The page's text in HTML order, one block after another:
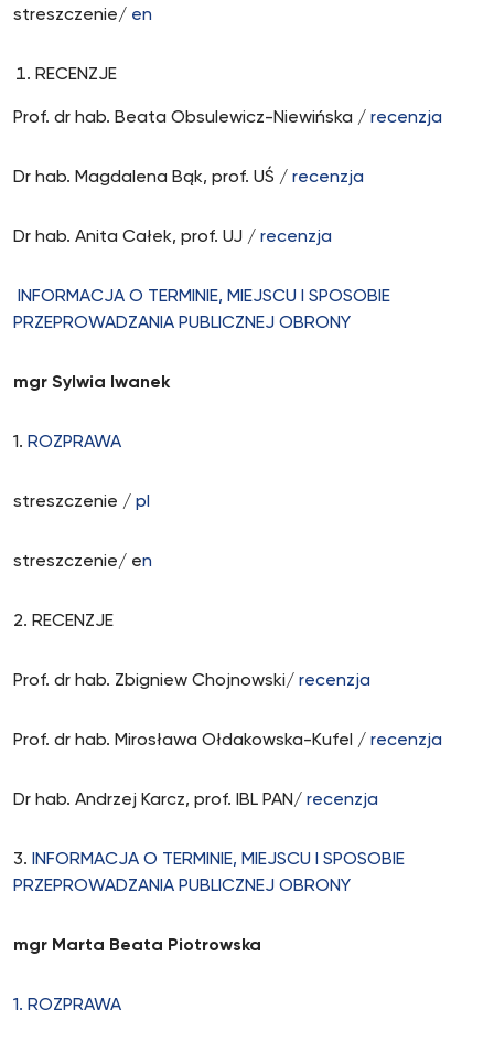
streszczenie/ en
RECENZJE
Prof. dr hab. Beata Obsulewicz-Niewińska / recenzja
Dr hab. Magdalena Bąk, prof. UŚ / recenzja
Dr hab. Anita Całek, prof. UJ / recenzja
INFORMACJA O TERMINIE, MIEJSCU I SPOSOBIE
PRZEPROWADZANIA PUBLICZNEJ OBRONY
mgr Sylwia Iwanek
1. ROZPRAWA
streszczenie / pl
streszczenie/ en
2. RECENZJE
Prof. dr hab. Zbigniew Chojnowski/ recenzja
Prof. dr hab. Mirosława Ołdakowska-Kufel / recenzja
Dr hab. Andrzej Karcz, prof. IBL PAN/ recenzja
3.
INFORMACJA O TERMINIE, MIEJSCU I SPOSOBIE
PRZEPROWADZANIA PUBLICZNEJ OBRONY
mgr Marta Beata Piotrowska
1. ROZPRAWA